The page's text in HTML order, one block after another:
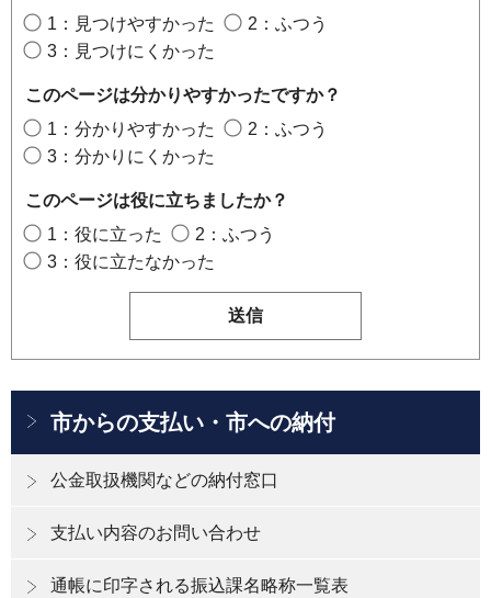
1：見つけやすかった
2：ふつう
3：見つけにくかった
このページは分かりやすかったですか？
1：分かりやすかった
2：ふつう
3：分かりにくかった
このページは役に立ちましたか？
1：役に立った
2：ふつう
3：役に立たなかった
市からの支払い・市への納付
公金取扱機関などの納付窓口
支払い内容のお問い合わせ
通帳に印字される振込課名略称一覧表